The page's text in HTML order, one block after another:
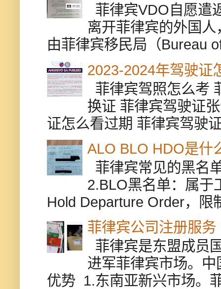
菲律宾VDO自愿遣
离开菲律宾的外国
由菲律宾移民局（Bureau
2023-2024年驾驶证
菲律宾驾照怎么考
换证 菲律宾驾驶证
证怎么看过期 菲律宾驾驶
ALO BLO HDO是什
菲律宾常见的黑名
2.BLO黑名单：属于
Hold Departure Order，限
菲律宾公司注册服务
菲律宾是东盟成员
进军菲律宾市场。
优势 1.东南亚新兴市场。